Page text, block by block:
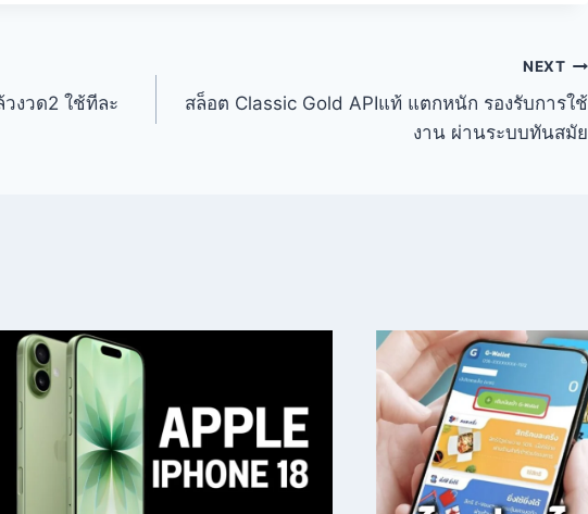
งวด2 ใช้ทีละ
NEXT
สล็อต Classic Gold APIแท้ แตกหนัก รองรับการใช้
งาน ผ่านระบบทันสมัย